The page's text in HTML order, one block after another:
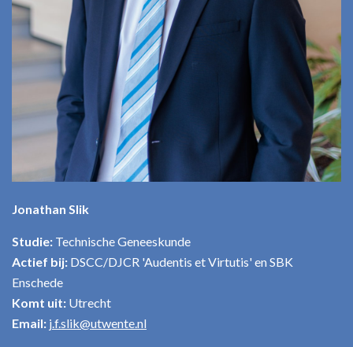
Jonathan Slik
Studie: Technische Geneeskunde
Actief bij: DSCC/DJCR 'Audentis et Virtutis' en SBK
Enschede
Komt uit: Utrecht
Email: j.f.slik@utwente.nl